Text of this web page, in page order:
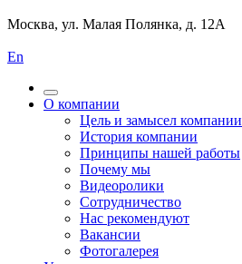
Москва, ул. Малая Полянка, д. 12А
En
О компании
Цель и замысел компании
История компании
Принципы нашей работы
Почему мы
Видеоролики
Сотрудничество
Нас рекомендуют
Вакансии
Фотогалерея